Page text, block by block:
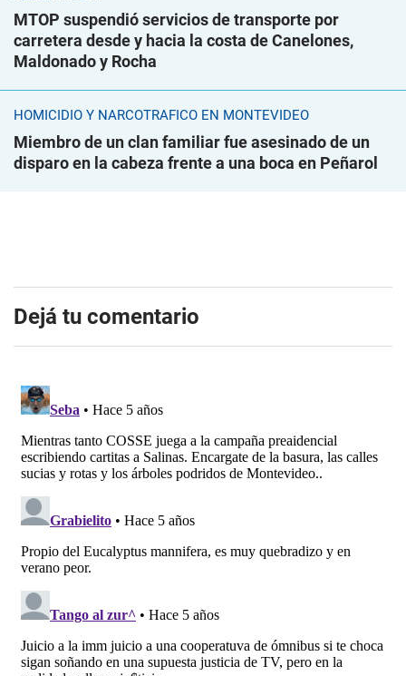
MTOP suspendió servicios de transporte por
carretera desde y hacia la costa de Canelones,
Maldonado y Rocha
HOMICIDIO Y NARCOTRÁFICO EN MONTEVIDEO
Miembro de un clan familiar fue asesinado de un
disparo en la cabeza frente a una boca en Peñarol
Dejá tu comentario